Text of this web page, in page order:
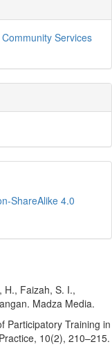
Services
ShareAlike 4.0
H., Faizah, S. I.,
Madza Media.
Participatory Training in
10(2), 210–215.